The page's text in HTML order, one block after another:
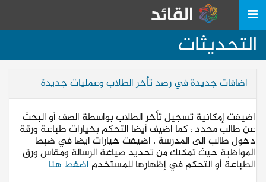
التحديثات
اضافات جديدة في رصد تأخر الطلاب وعمليات جديدة
اضيفت إمكانية تسجيل تأخر الطلاب بواسطة الصف أو البحث
عن طالب محدد ، كما اضيف أيضا التحكم بخيارات طباعة ورقة
دخول طالب الى المدرسة . اضيفت خيارات ايضا في ضبط
المواظبة حيث تمكنك من تحديد صياغة الرسالة ومقاس ورق
الطباعة أو التحكم في إظهارها للمستخدم اضغط هنا